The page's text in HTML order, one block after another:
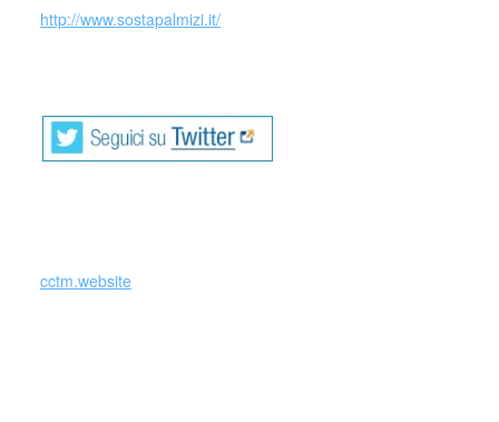
http://www.sostapalmizi.it/
cctm.website